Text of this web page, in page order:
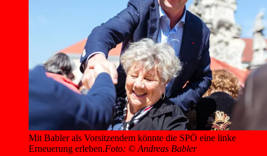
Mit Babler als Vorsitzendem könnte die SPÖ eine linke
Erneuerung erleben.Foto: © Andreas Babler